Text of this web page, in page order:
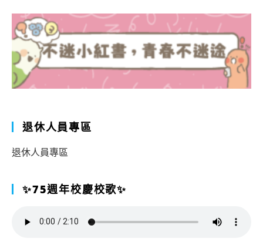
退休人員專區
退休人員專區
✨75週年校慶校歌✨